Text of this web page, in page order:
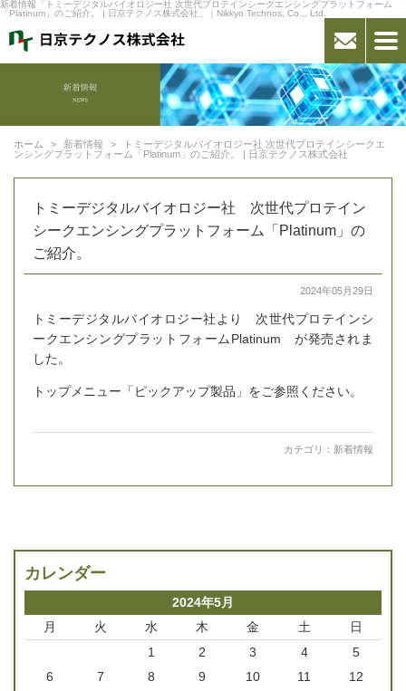
新着情報「トミーデジタルバイオロジー社 次世代プロテインシークエンシングプラットフォーム
「Platinum」のご紹介。 | 日京テクノス株式会社」｜Nikkyo Technos, Co.,, Ltd.
ホーム 新着情報
トミーデジタルバイオロジー社 次世代プロテインシークエ
ンシングプラットフォーム「Platinum」のご紹介。 | 日京テクノス株式会社
トミーデジタルバイオロジー社 次世代プロテイン
シークエンシングプラットフォーム「Platinum」の
ご紹介。
2024年05月29日
トミーデジタルバイオロジー社より 次世代プロテインシ
ークエンシングプラットフォームPlatinum が発売されま
した。
トップメニュー「ピックアップ製品」をご参照ください。
カテゴリ： 新着情報
カレンダー
2024年5月
月
火 水 木 金 土 日
1 2 3 4
5
6
7 8 9 10 11
12